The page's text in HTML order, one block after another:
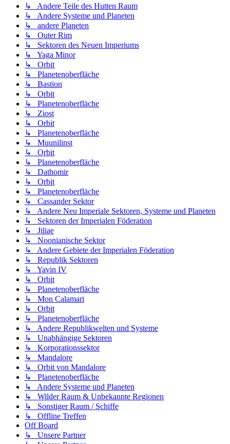
↳ Andere Teile des Hutten Raum
↳ Andere Systeme und Planeten
↳ andere Planeten
↳ Outer Rim
↳ Sektoren des Neuen Imperiums
↳ Yaga Minor
↳ Orbit
↳ Planetenoberfläche
↳ Bastion
↳ Orbit
↳ Planetenoberfläche
↳ Ziost
↳ Orbit
↳ Planetenoberfläche
↳ Muunilinst
↳ Orbit
↳ Planetenoberfläche
↳ Dathomir
↳ Orbit
↳ Planetenoberfläche
↳ Cassander Sektor
↳ Andere Neu Imperiale Sektoren, Systeme und Planeten
↳ Sektoren der Imperialen Föderation
↳ Jiliae
↳ Noonianische Sektor
↳ Andere Gebiete der Imperialen Föderation
↳ Republik Sektoren
↳ Yavin IV
↳ Orbit
↳ Planetenoberfläche
↳ Mon Calamari
↳ Orbit
↳ Planetenoberfläche
↳ Andere Republikwelten und Systeme
↳ Unabhängige Sektoren
↳ Korporationssektor
↳ Mandalore
↳ Orbit von Mandalore
↳ Planetenoberfläche
↳ Andere Systeme und Planeten
↳ Wilder Raum & Unbekannte Regionen
↳ Sonstiger Raum / Schiffe
↳ Offline Treffen
Off Board
↳ Unsere Partner